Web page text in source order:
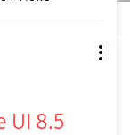
UI 8.5